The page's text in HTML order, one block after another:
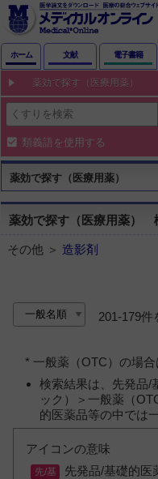
ホーム 文献 電子書籍
薬効で探す（医療用薬）
類義語を使用する
薬効で探す（医療用薬）
薬効で探す（医療用薬）
その他 ＞ 造影剤
201-179件
* 一般薬（OTC）の場
検索結果は、先発品/
ック）＞一般薬（
的医薬品等の中では
アイコンの意味
先発品/基礎的医